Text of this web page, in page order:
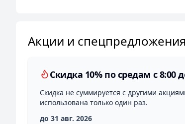
Акции и спецпредложения
Скидка 10% по средам с 8:00
Скидка не суммируется с другими
использована только один раз.
до 31 авг. 2026